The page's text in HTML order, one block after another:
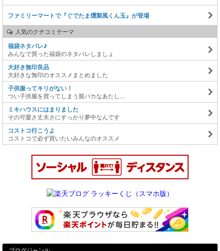
ファミリーマートで『ぐでたま燻製風くん玉』が登場
人気のクチコミテーマ
福袋ネタバレ♪
みんなで買った福袋のネタバレしましょ
大好き無印良品
大好きな無印のオススメまとめました
子供服ってキリがない！
つい子供服を買ってしまう親バカなあたし…
ミキハウスにはまりました
その可愛さ丈夫さにすっかり夢中なんです
コストコ行こうよ
コストコで必ず買いたいみんなのオススメ